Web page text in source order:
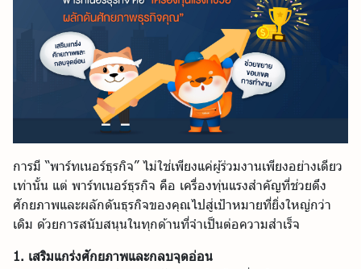
การมี “พาร์ทเนอร์ธุรกิจ” ไม่ใช่เพียงแค่ผู้ร่วมงานเพียงอย่างเดียว
เท่านั้น แต่ พาร์ทเนอร์ธุรกิจ คือ เครื่องทุ่นแรงสำคัญที่ช่วยดึง
ศักยภาพและผลักดันธุรกิจของคุณไปสู่เป้าหมายที่ยิ่งใหญ่กว่า
เดิม ด้วยการสนับสนุนในทุกด้านที่จำเป็นต่อความสำเร็จ
1. เสริมแกร่งศักยภาพและกลบจุดอ่อน